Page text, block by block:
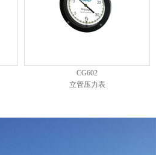
CG602
立管压力表